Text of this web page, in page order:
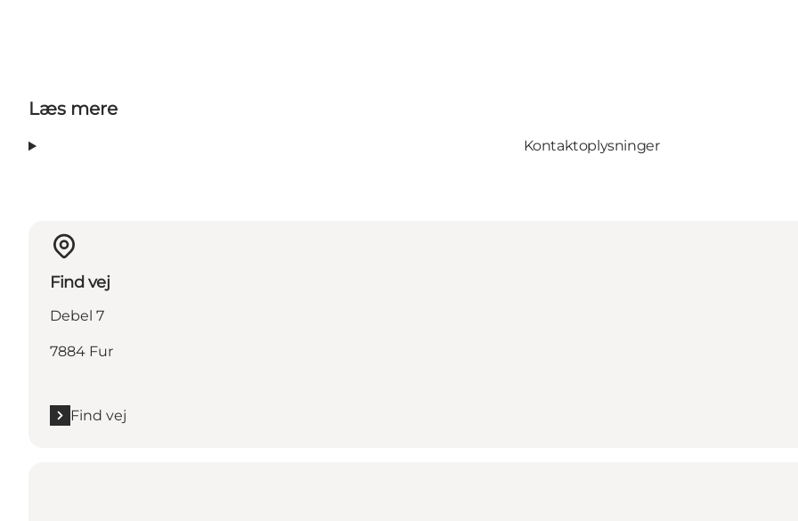
Læs mere
Kontaktoplysninger
Find vej
Debel 7
7884 Fur
Find vej